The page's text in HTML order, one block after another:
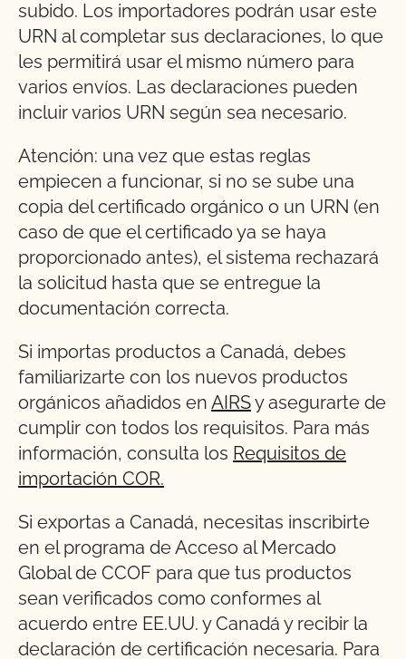
subido. Los importadores podrán usar este
URN al completar sus declaraciones, lo que
les permitirá usar el mismo número para
varios envíos. Las declaraciones pueden
incluir varios URN según sea necesario.
Atención: una vez que estas reglas
empiecen a funcionar, si no se sube una
copia del certificado orgánico o un URN (en
caso de que el certificado ya se haya
proporcionado antes), el sistema rechazará
la solicitud hasta que se entregue la
documentación correcta.
Si importas productos a Canadá, debes
familiarizarte con los nuevos productos
orgánicos añadidos en AIRSy asegurarte de
cumplir con todos los requisitos. Para más
información, consulta los Requisitos de
importación COR.
Si exportas a Canadá, necesitas inscribirte
en el programa de Acceso al Mercado
Global de CCOF para que tus productos
sean verificados como conformes al
acuerdo entre EE.UU. y Canadá y recibir la
declaración de certificación necesaria. Para